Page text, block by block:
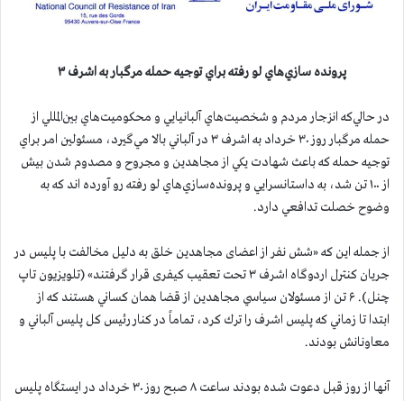
پرونده سازي‌هاي لو ‌رفته براي توجيه حمله مرگبار به اشرف ۳
در حالي‌كه انزجار مردم و شخصيت‌هاي آلبانيايي و محكوميت‌هاي بين‌المللي از
حمله مرگبار روز ۳۰ خرداد به اشرف ۳ در آلباني بالا مي‌گيرد، مسئولين امر براي
توجيه حمله كه باعث شهادت يكي از مجاهدين و مجروح و مصدوم شدن بيش
از ۱۰۰ تن شد، به داستانسرايي‌ و پرونده‌سازي‌هاي لو رفته رو آورده اند كه به
وضوح خصلت تدافعي دارد.
از جمله اين كه «شش نفر از اعضای مجاهدین خلق به دلیل مخالفت با پلیس در
جریان کنترل اردوگاه اشرف ۳ تحت تعقیب کیفری قرار گرفتند» (تلويزيون تاپ
چنل). ۶ تن از مسئولان سياسي مجاهدين از قضا همان كساني هستند كه از
ابتدا تا زماني كه پليس اشرف را ترك كرد، تماماً در كنار رئيس كل پليس آلباني و
معاونانش بودند.
آنها از روز قبل دعوت شده بودند ساعت ۸ صبح روز ۳۰ خرداد در ايستگاه پليس